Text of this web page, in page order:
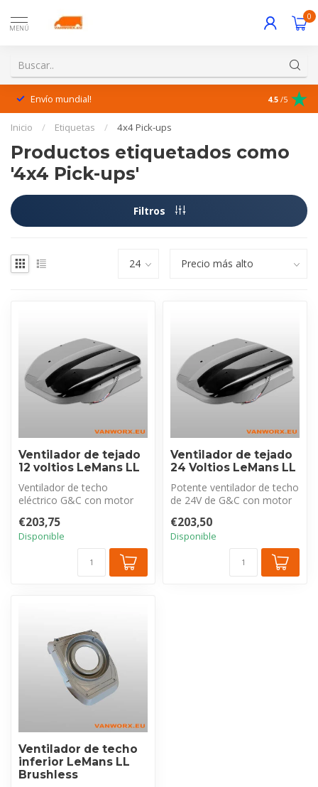
MENÚ
0
Envío mundial! ¡Excelente
4.5 /5
Inicio / Etiquetas / 4x4 Pick-ups
Productos etiquetados como
'4x4 Pick-ups'
Filtros
Ventilador de tejado
12 voltios LeMans LL
Ventilador de techo
eléctrico G&C con motor
eficien...
€203,75
Disponible
Ventilador de tejado
24 Voltios LeMans LL
Potente ventilador de techo
de 24V de G&C con motor
€203,50
Disponible
Ventilador de techo
inferior LeMans LL
Brushless